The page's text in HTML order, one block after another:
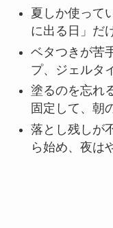
夏しか使って
に出る日」だ
ベタつきが苦
プ、ジェルタ
塗るのを忘れ
固定して、朝
落とし残しが
ら始め、夜は